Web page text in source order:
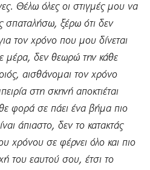
Θέλω όλες οι στιγμές μου να
σπαταλήσω, ξέρω ότι δεν
τον χρόνο που μου δίνεται
μέρα, δεν θεωρώ την κάθε
αισθάνομαι τον χρόνο
στη σκηνή αποκτιέται
φορά σε πάει ένα βήμα πιο
άπιαστο, δεν το κατακτάς
χρόνου σε φέρνει όλο και πιο
του εαυτού σου, έτσι το